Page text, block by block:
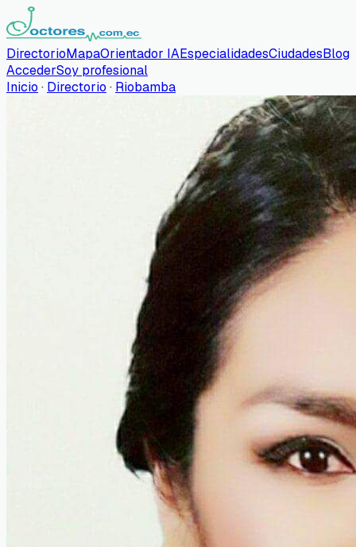
DirectorioMapaOrientador IAEspecialidadesCiudadesBlog
AccederSoy profesional
Inicio · Directorio · Riobamba